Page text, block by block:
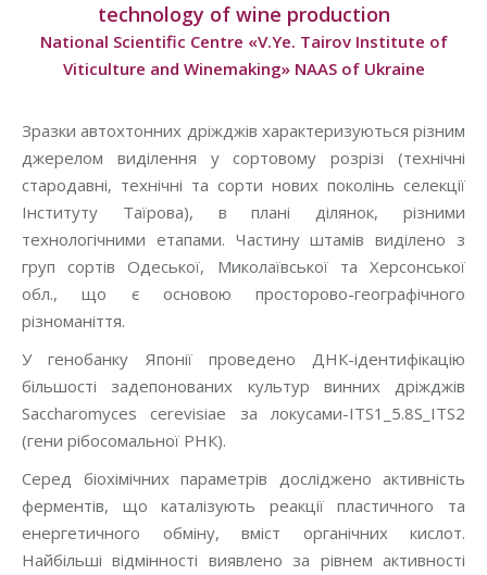
technology of wine production
National Scientific Centre «V.Ye. Tairov Institute of
Viticulture and Winemaking» NAAS of Ukraine
Зразки автохтонних дріжджів характеризуються різним
джерелом виділення у сортовому розрізі (технічні
стародавні, технічні та сорти нових поколінь селекції
Інституту Таїрова), в плані ділянок, різними
технологічними етапами. Частину штамів виділено з
груп сортів Одеської, Миколаївської та Херсонської
обл., що є основою просторово-географічного
різноманіття.
У генобанку Японії проведено ДНК-ідентифікацію
більшості задепонованих культур винних дріжджів
Saccharomyces cerevisiae за локусами-ITS1_5.8S_ITS2
(гени рібосомальної РНК).
Серед біохімічних параметрів досліджено активність
ферментів, що каталізують реакції пластичного та
енергетичного обміну, вміст органічних кислот.
Найбільші відмінності виявлено за рівнем активності